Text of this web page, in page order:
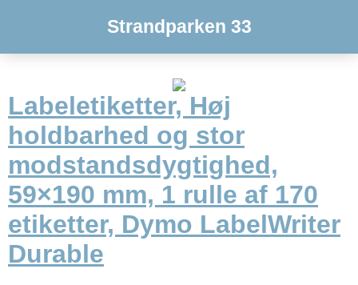
Strandparken 33
Labeletiketter, Høj
holdbarhed og stor
modstandsdygtighed,
59×190 mm, 1 rulle af 170
etiketter, Dymo LabelWriter
Durable